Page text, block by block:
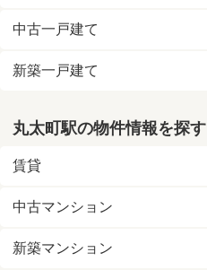
中古一戸建て
新築一戸建て
丸太町駅の物件情報を探す
賃貸
中古マンション
新築マンション